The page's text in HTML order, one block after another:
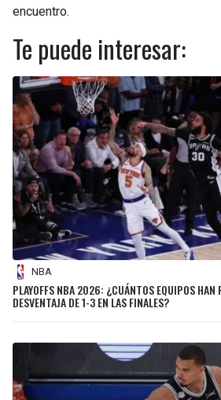
encuentro.
Te puede interesar:
NBA
PLAYOFFS NBA 2026: ¿CUÁNTOS EQUIPOS HAN
DESVENTAJA DE 1-3 EN LAS FINALES?